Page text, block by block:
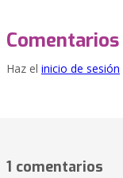
Comentarios
Haz el inicio de sesión
1 comentarios